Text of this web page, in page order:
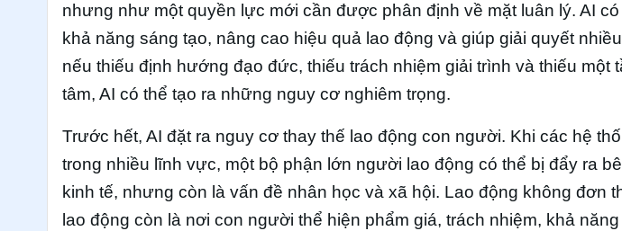
nhưng như một quyền lực mới cần được phân định về mặt luân lý. AI
khả năng sáng tạo, nâng cao hiệu quả lao động và giúp giải quyết
nếu thiếu định hướng đạo đức, thiếu trách nhiệm giải trình và thiếu một
tâm, AI có thể tạo ra những nguy cơ nghiêm trọng.
Trước hết, AI đặt ra nguy cơ thay thế lao động con người. Khi các hệ
trong nhiều lĩnh vực, một bộ phận lớn người lao động có thể bị đẩy ra
kinh tế, nhưng còn là vấn đề nhân học và xã hội. Lao động không đơn
lao động còn là nơi con người thể hiện phẩm giá, trách nhiệm, khả